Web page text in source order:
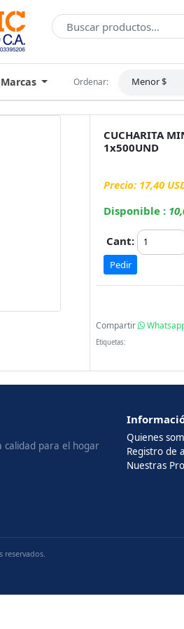
Marcas Ordenar: Menor $
CUCHARITA
1x500UND
Precio: 17,40
Disponible :
Cant:
Pedir
Compartir
Etiquetas:
calidad para el hogar
Quienes
Registro de
Nuestras
reservados.